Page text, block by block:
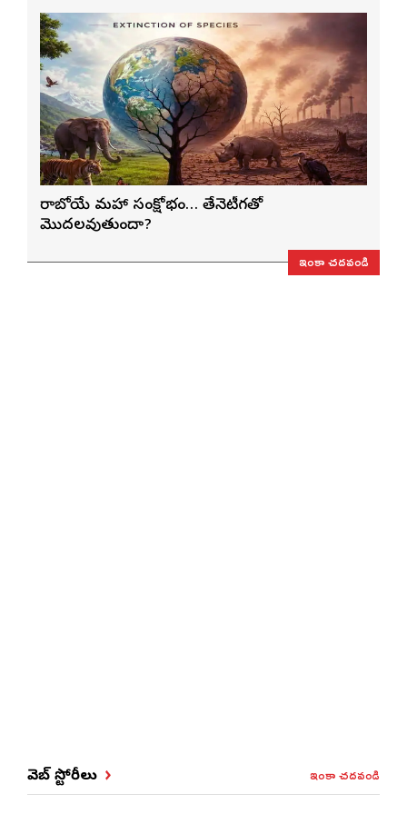
రాబోయే మహా సంక్షోభం… తేనెటీగతో
మొదలవుతుందా?
ఇంకా చదవండి
వెబ్ స్టోరీలు ఇంకా చదవండి